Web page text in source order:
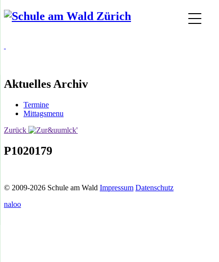
Aktuelles Archiv
Termine
Mittagsmenu
Zurück
P1020179
© 2009-2026 Schule am Wald Impressum Datenschutz
naloo